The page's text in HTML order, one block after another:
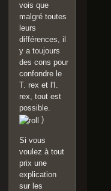
vois que
malgré toutes
leurs
différences, il
y a toujours
des cons pour
confondre le
T. rex et l'I.
rex, tout est
possible.
)
Si vous
voulez à tout
prix une
explication
sur les